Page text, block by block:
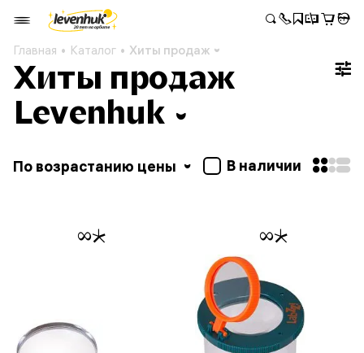
Главная Каталог Хиты продаж
Хиты продаж
Levenhuk
По возрастанию цены В наличии